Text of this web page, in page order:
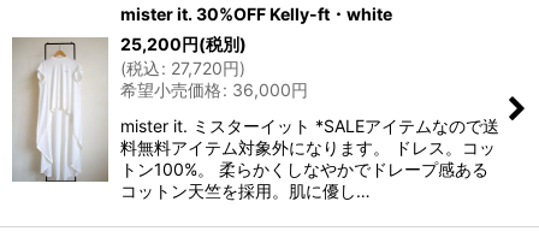
mister it. 30%OFF Kelly-ft・white
25,200円(税別)
(税込: 27,720円)
希望小売価格: 36,000円
mister it. ミスターイット *SALEアイテムなので送
料無料アイテム対象外になります。 ドレス。コッ
トン100%。 柔らかくしなやかでドレープ感ある
コットン天竺を採用。肌に優し…